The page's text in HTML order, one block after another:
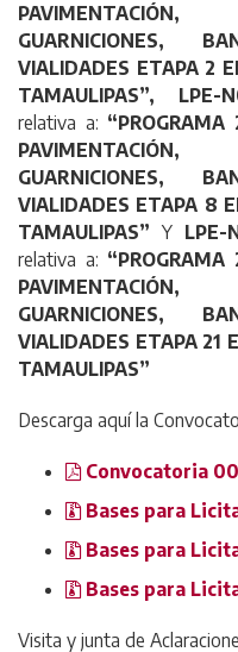
GUARNICIONES,
VIALIDADES ETAPA 2
TAMAULIPAS”, LPE-
relativa a: “
GUARNICIONES,
VIALIDADES ETAPA 8
TAMAULIPAS” Y LPE-
relativa a: “
GUARNICIONES,
VIALIDADES ETAPA 21
TAMAULIPAS”
Descarga aquí la
Convocatoria
Bases para
Bases para
Bases para
Visita y junta de